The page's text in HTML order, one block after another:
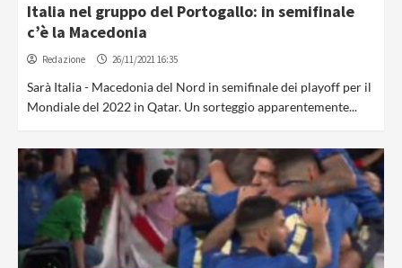
Italia nel gruppo del Portogallo: in semifinale
c’è la Macedonia
Redazione 26/11/2021 16:35
Sarà Italia - Macedonia del Nord in semifinale dei playoff per il
Mondiale del 2022 in Qatar. Un sorteggio apparentemente...